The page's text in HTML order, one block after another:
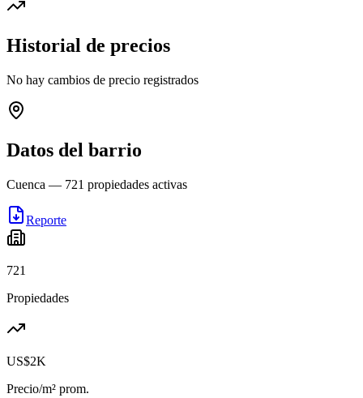
Historial de precios
No hay cambios de precio registrados
Datos del barrio
Cuenca — 721 propiedades activas
Reporte
721
Propiedades
US$2K
Precio/m² prom.